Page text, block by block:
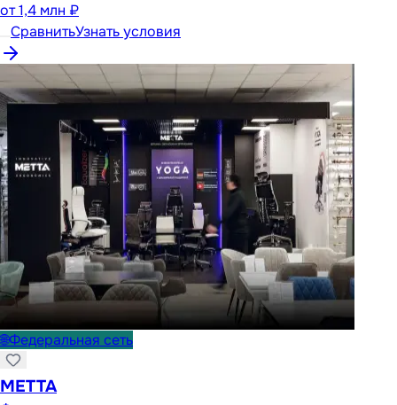
от1,4 млн ₽
СравнитьУзнать условия
🌐Федеральная сеть
METTA